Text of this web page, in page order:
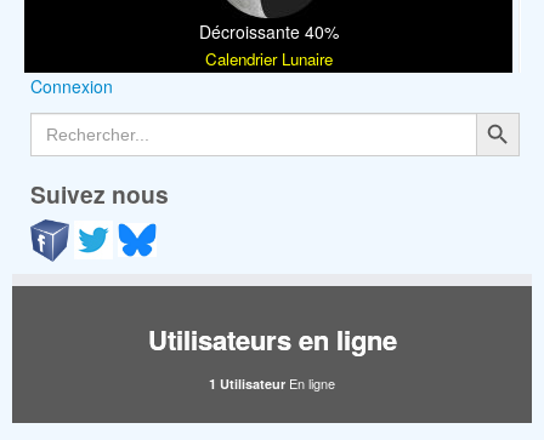
Décroissante 40%
Calendrier Lunaire
Connexion
Search
for:
Search Button
Suivez nous
Utilisateurs en ligne
1 Utilisateur En ligne